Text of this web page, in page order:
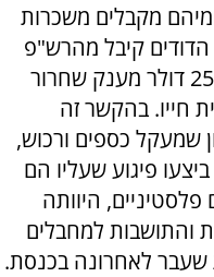
מקבלים משכרות
קיבל מהרש"פ
כ-4 מיליון ש"ח עד שחרורו, 25,000 דולר מענק שחרור
חייו. בהקשר זה
שמעקל כספים ורכוש,
פיגוע שעליו הם
היוותה
והתושבות למחבלים
שעבר לאחרונה בכנסת.